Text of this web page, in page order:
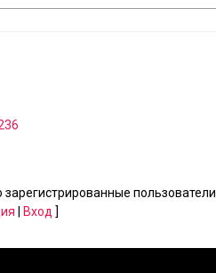
пользователи.
Вход ]